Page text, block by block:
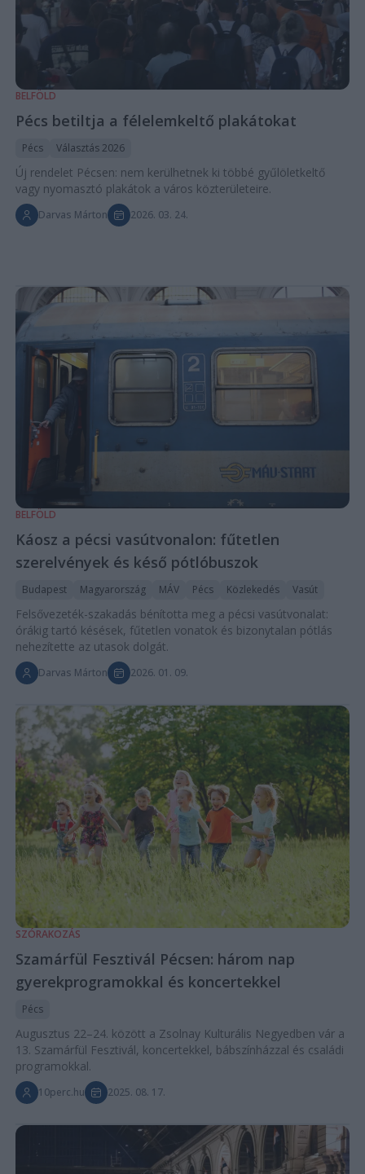
BELFÖLD
Pécs betiltja a félelemkeltő plakátokat
Pécs Választás 2026
Új rendelet Pécsen: nem kerülhetnek ki többé gyűlöletkeltő
vagy nyomasztó plakátok a város közterületeire.
Darvas Márton 2026. 03. 24.
BELFÖLD
Káosz a pécsi vasútvonalon: fűtetlen
szerelvények és késő pótlóbuszok
Budapest Magyarország MÁV Pécs Közlekedés Vasút
Felsővezeték-szakadás bénította meg a pécsi vasútvonalat:
órákig tartó késések, fűtetlen vonatok és bizonytalan pótlás
nehezítette az utasok dolgát.
Darvas Márton 2026. 01. 09.
SZÓRAKOZÁS
Szamárfül Fesztivál Pécsen: három nap
gyerekprogramokkal és koncertekkel
Pécs
Augusztus 22–24. között a Zsolnay Kulturális Negyedben vár a
13. Szamárfül Fesztivál, koncertekkel, bábszínházzal és családi
programokkal.
10perc.hu 2025. 08. 17.